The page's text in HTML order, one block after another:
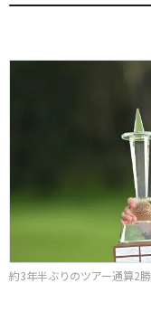
約3年半ぶりのツアー通算2